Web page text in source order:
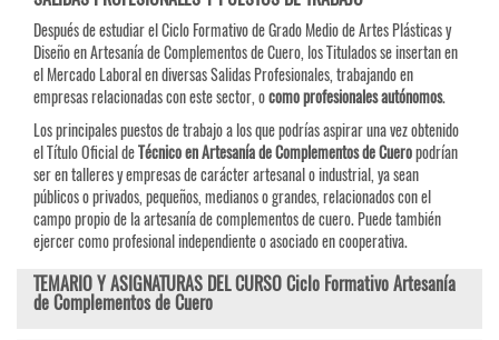
Después de estudiar el Ciclo Formativo de Grado Medio de Artes Plásticas y
Diseño en Artesanía de Complementos de Cuero, los Titulados se insertan en
el Mercado Laboral en diversas Salidas Profesionales, trabajando en
empresas relacionadas con este sector, ocomo profesionales autónomos.
Los principales puestos de trabajo a los que podrías aspirar una vez obtenido
el Título Oficial deTécnico en Artesanía de Complementos de Cueropodrían
ser en talleres y empresas de carácter artesanal o industrial, ya sean
públicos o privados, pequeños, medianos o grandes, relacionados con el
campo propio de la artesanía de complementos de cuero. Puede también
ejercer como profesional independiente o asociado en cooperativa.
TEMARIO Y ASIGNATURAS DEL CURSO Ciclo Formativo Artesanía
de Complementos de Cuero